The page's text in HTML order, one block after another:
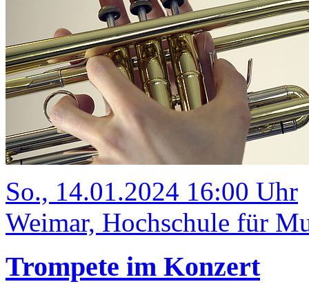
So., 14.01.2024 16:00 Uhr
Weimar, Hochschule für
Trompete im Konzert